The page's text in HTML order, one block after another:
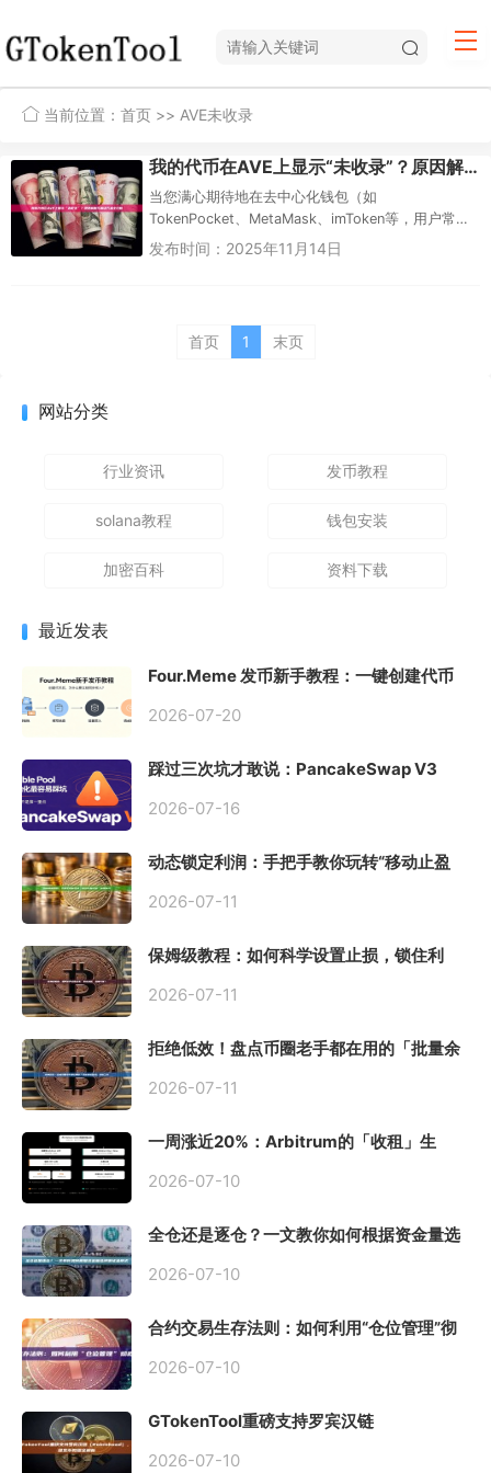
当前位置： 首页 >> AVE未收录
我的代币在AVE上显示“未收录”？原因解析与解决方案全攻略
当您满心期待地在去中心化钱包（如
TokenPocket、MetaMask、imToken等，用户常统
称为“AVE”）中查看资产时，却惊讶地发现某个代币
发布时间：2025年11月14日
首页 1 末页
网站分类
行业资讯 发币教程
solana教程 钱包安装
加密百科 资料下载
最近发表
Four.Meme 发币新手教程：一键创建代币
2026-07-20
踩过三次坑才敢说：PancakeSwap V3
初始化
2026-07-16
动态锁定利润：手把手教你玩转“移动止盈
2026-07-11
保姆级教程：如何科学设置止损，锁住利
2026-07-11
拒绝低效！盘点币圈老手都在用的「批量余
2026-07-11
一周涨近20%：Arbitrum的「收租」生
2026-07-10
全仓还是逐仓？一文教你如何根据资金量选
2026-07-10
合约交易生存法则：如何利用“仓位管理”彻
2026-07-10
GTokenTool重磅支持罗宾汉链
2026-07-10